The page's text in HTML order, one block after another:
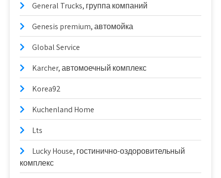
General Trucks, группа компаний
Genesis premium, автомойка
Global Service
Karcher, автомоечный комплекс
Korea92
Kuchenland Home
Lts
Lucky House, гостинично-оздоровительный
комплекс